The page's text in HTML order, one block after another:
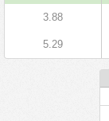
3.88
5.29